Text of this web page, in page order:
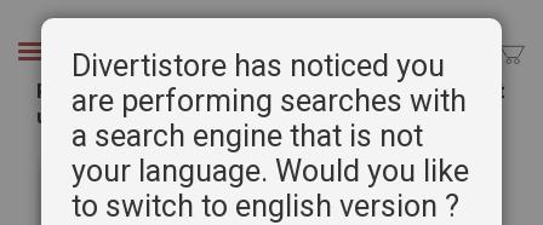
Chercher
Pratique des Arts 138 - Inclus : 12 bonus vidéo et
un Guide Pratique de 32 pages
Divertistore has noticed you
are performing searches with
a search engine that is not
your language. Would you like
to switch to english version ?